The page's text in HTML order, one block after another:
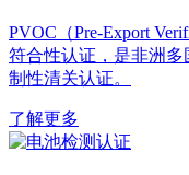
PVOC（Pre-Export
符合性认证，是非洲
制性清关认证。
了解更多